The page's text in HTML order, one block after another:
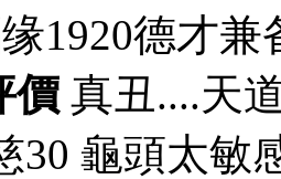
1920德才
價 真丑....天
30 龜頭太敏